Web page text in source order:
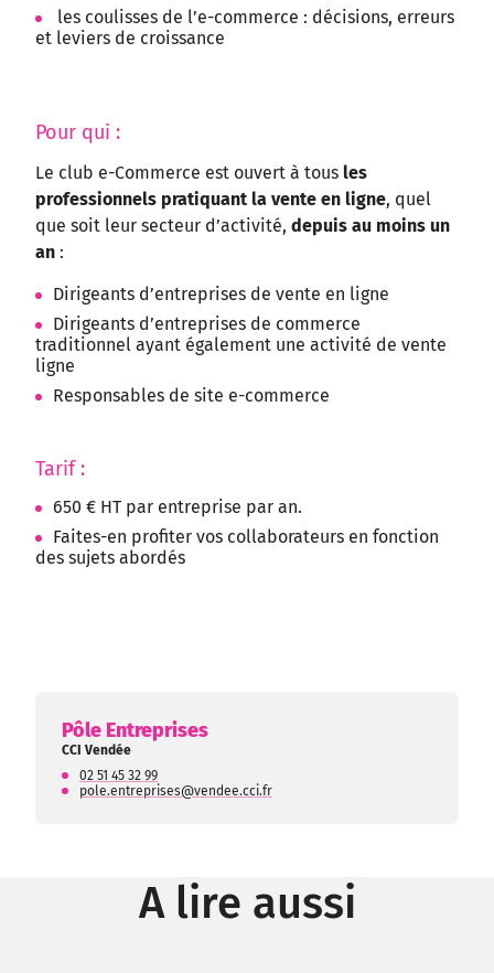
les coulisses de l’e-commerce : décisions, erreurs
et leviers de croissance
Pour qui :
Le club e-Commerce est ouvert à tous les
professionnels pratiquant la vente en ligne, quel
que soit leur secteur d’activité, depuis au moins un
an :
Dirigeants d’entreprises de vente en ligne
Dirigeants d’entreprises de commerce
traditionnel ayant également une activité de vente
ligne
Responsables de site e-commerce
Tarif :
650 € HT par entreprise par an.
Faites-en profiter vos collaborateurs en fonction
des sujets abordés
Pôle Entreprises
CCI Vendée
02 51 45 32 99
pole.entreprises@vendee.cci.fr
A lire aussi